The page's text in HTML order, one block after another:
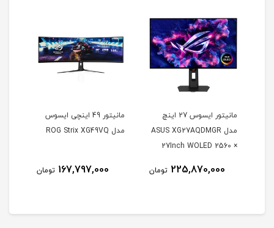
مانیتور ایسوس 27 اینچ
مدل ASUS XG27AQDMGR
27Inch WOLED 2560 ×
250Nits Matte ROG OLED
225,870,000 تومان
مانیتور 49 اینچی ایسوس
مدل ROG Strix XG49VQ
167,797,000 تومان